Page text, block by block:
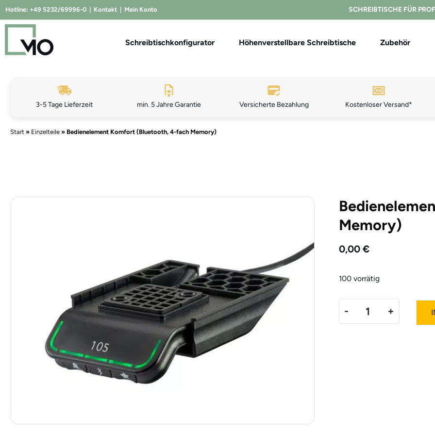
Hotline: +49 5232/69996-0 Kontakt Mein Konto SCHREIBTISCHE FÜR
Schreibtischkonfigurator Höhenverstellbare Schreibtische Zubehör
3-5 Tage Lieferzeit min. 5 Jahre Garantie Versicherte Bezahlung Kostenloser Versand*
Start » Einzelteile » Bedienelement Komfort (Bluetooth, 4-fach Memory)
Memory)
0,00 €
100 vorrätig
-
Bedienelement
+